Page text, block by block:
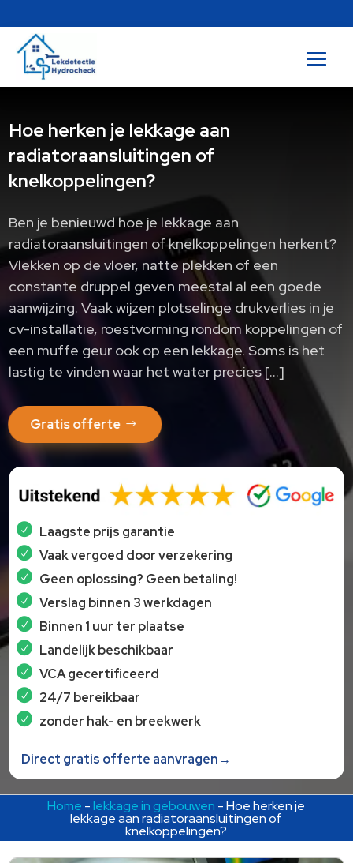
Hoe herken je lekkage aan
radiatoraansluitingen of
knelkoppelingen?
Ben je benieuwd hoe je lekkage aan
radiatoraansluitingen of knelkoppelingen herkent?
Vlekken op de vloer, natte plekken of een
constante druppel geven meestal al een goede
aanwijzing. Vaak wijzen plotselinge drukverlies in je
cv-installatie, roestvorming rondom koppelingen of
een muffe geur ook op een lekkage. Soms is het
lastig te vinden waar het water precies […]
Gratis offerte
Laagste prijs garantie
Vaak vergoed door verzekering
Geen oplossing? Geen betaling!
Verslag binnen 3 werkdagen
Binnen 1 uur ter plaatse
Landelijk beschikbaar
VCA gecertificeerd
24/7 bereikbaar
zonder hak- en breekwerk
Direct gratis offerte aanvragen→
Home -lekkage in gebouwen -Hoe herken je
lekkage aan radiatoraansluitingen of
knelkoppelingen?